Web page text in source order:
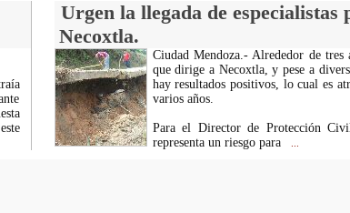
Urgen la llegada de
Necoxtla.
Ciudad Mendoza.- Alrededor de
que dirige a Necoxtla, y pese a
hay resultados positivos, lo cual es
varios años.
Para el Director de Protección
representa un riesgo para